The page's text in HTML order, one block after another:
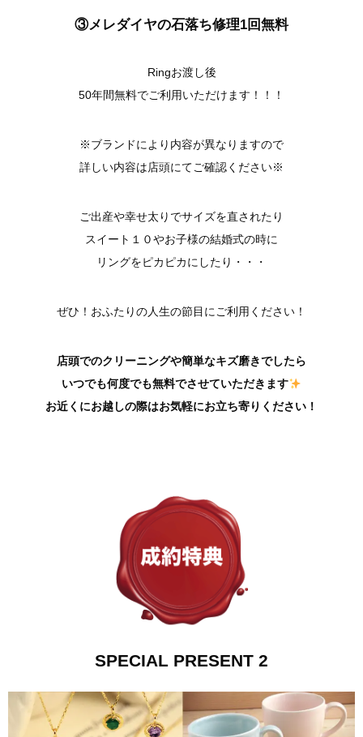
③メレダイヤの石落ち修理1回無料
Ringお渡し後
50年間無料でご利用いただけます！！！
※ブランドにより内容が異なりますので
詳しい内容は店頭にてご確認ください※
ご出産や幸せ太りでサイズを直されたり
スイート１０やお子様の結婚式の時に
リングをピカピカにしたり・・・
ぜひ！おふたりの人生の節目にご利用ください！
店頭でのクリーニングや簡単なキズ磨きでしたら
いつでも何度でも無料でさせていただきます
お近くにお越しの際はお気軽にお立ち寄りください！
SPECIAL PRESENT 2